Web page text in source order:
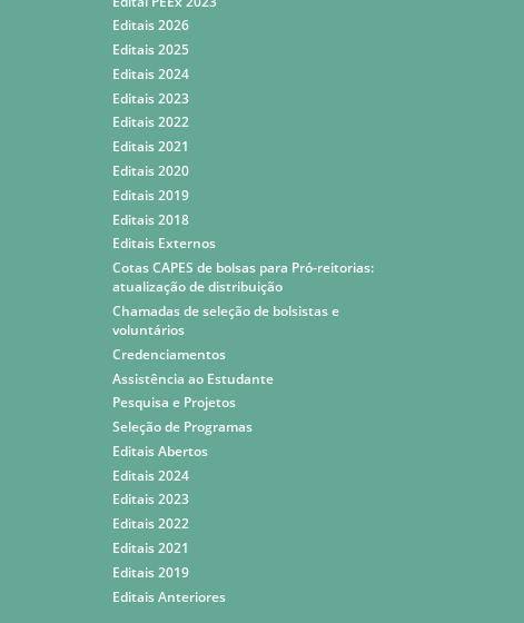
Editais 2026
Editais 2025
Editais 2024
Editais 2023
Editais 2022
Editais 2021
Editais 2020
Editais 2019
Editais 2018
Editais Externos
Cotas CAPES de bolsas para Pró-reitorias:
atualização de distribuição
Chamadas de seleção de bolsistas e
voluntários
Credenciamentos
Assistência ao Estudante
Pesquisa e Projetos
Seleção de Programas
Editais Abertos
Editais 2024
Editais 2023
Editais 2022
Editais 2021
Editais 2019
Editais Anteriores